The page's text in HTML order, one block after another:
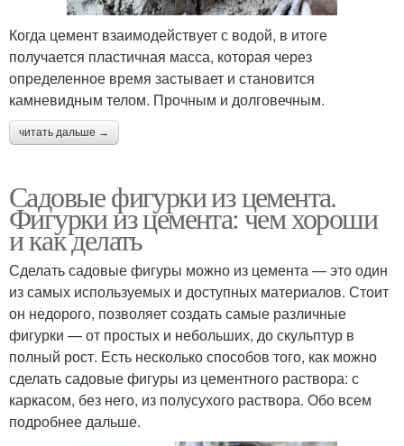
Когда цемент взаимодействует с водой, в итоге
получается пластичная масса, которая через
определенное время застывает и становится
камневидным телом. Прочным и долговечным.
читать дальше →
Садовые фигурки из цемента.
Фигурки из цемента: чем хороши
и как делать
Сделать садовые фигуры можно из цемента — это один
из самых используемых и доступных материалов. Стоит
он недорого, позволяет создать самые различные
фигурки — от простых и небольших, до скульптур в
полный рост. Есть несколько способов того, как можно
сделать садовые фигуры из цементного раствора: с
каркасом, без него, из полусухого раствора. Обо всем
подробнее дальше.